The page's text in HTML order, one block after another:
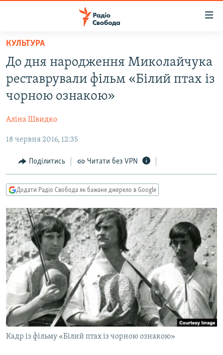
Перейти
основного
матеріалу
Перейти
основної
Перейти
пошуку
ВСЕ ЗА ДОБУ
СТАТТІ
ЕКОНОМІКА
СУСПІЛЬСТВО
КУЛЬТУРА
УКРАЇНА
СВІТ
РОСІЙСЬКА «ФІЛЬТРАЦІЯ»
ДОНБАС.РЕАЛІЇ
КРИМ.РЕАЛІЇ
СХЕМИ
КИТАЙ.ВИКЛИКИ
МУЛЬТИМЕДІА
ФОТО
СПЕЦПРОЄКТИ
ПОДКАСТИ
КРИМ РЕАЛІЇ
РУС
КУЛЬТУРА
До дня народження Миколайчука
реставрували фільм «Білий птах із
чорною ознакою»
Аліна Швидко
18 червня 2016, 12:35
Поділитись Читати без VPN
Додати Радіо Свобода як бажане джерело в Google
Кадр із фільму «Білий птах із чорною ознакою»